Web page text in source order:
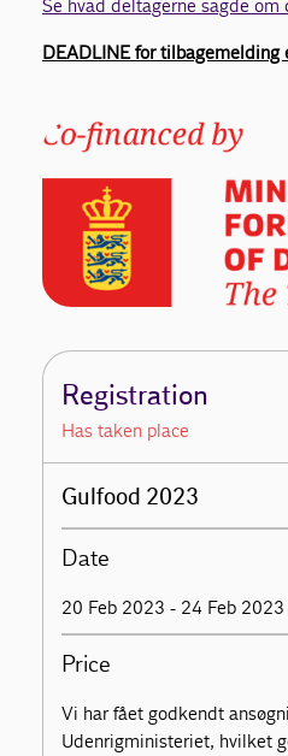
Se hvad deltagerne sagde om
DEADLINE for tilbagemelding
Registration
Has taken place
Gulfood 2023
Date
20 Feb 2023 - 24 Feb 2023
Price
Vi har fået godkendt
Udenrigministeriet, hvilket